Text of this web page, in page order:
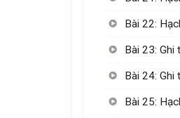
Bài 22:
Bài 23: Ghi
Bài 24: Ghi
Bài 25: